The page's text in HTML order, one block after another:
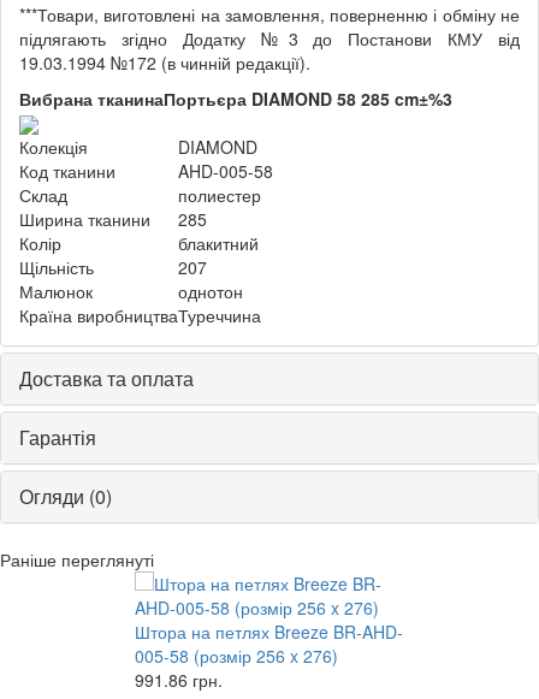
***Товари, виготовлені на замовлення, поверненню і обміну не
підлягають згідно Додатку №3 до Постанови КМУ від
19.03.1994 №172 (в чинній редакції).
Вибрана тканинаПортьєра DIAMOND 58 285 cm±%3
Колекція
DIAMOND
Код тканини
AHD-005-58
Склад
полиестер
Ширина тканини
285
Колір
блакитний
Щільність
207
Малюнок
однотон
Країна виробництваТуреччина
Доставка та оплата
Гарантія
Огляди (0)
Раніше переглянуті
Штора на петлях Breeze BR-AHD-
005-58 (розмір 256 x 276)
991.86 грн.